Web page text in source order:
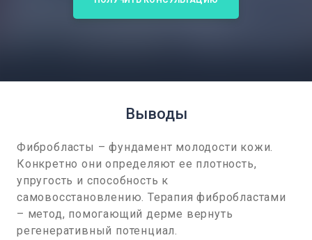
Выводы
Фибробласты – фундамент молодости кожи.
Конкретно они определяют ее плотность,
упругость и способность к
самовосстановлению. Терапия фибробластами
– метод, помогающий дерме вернуть
регенеративный потенциал.